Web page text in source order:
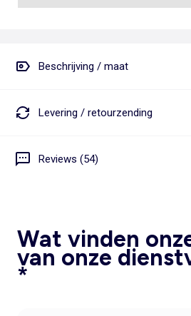
Beschrijving / maat
Levering / retourzending
Reviews (54)
Wat vinden
van onze
*